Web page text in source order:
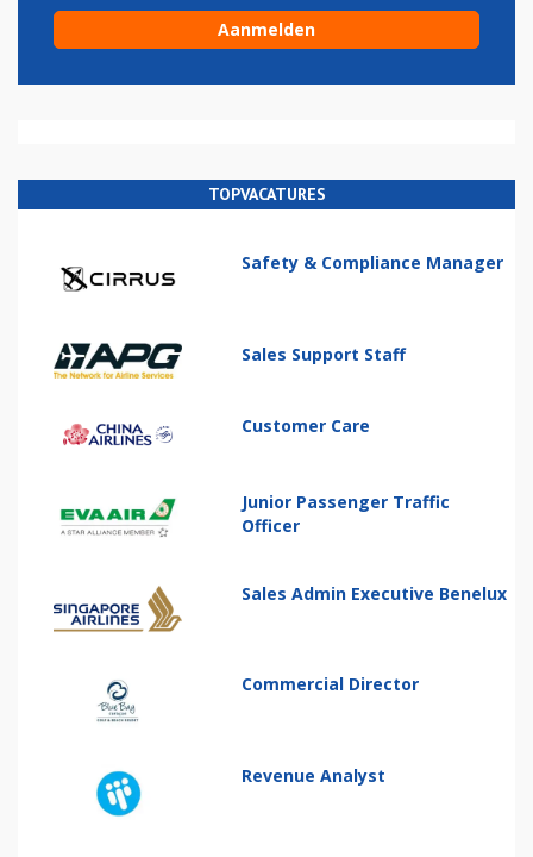
TOPVACATURES
Safety & Compliance Manager
Sales Support Staff
Customer Care
Junior Passenger Traffic
Officer
Sales Admin Executive Benelux
Commercial Director
Revenue Analyst